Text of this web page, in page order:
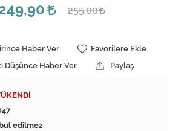
Şofben ve Termosifon
255,00
Haber Ver
Favorilere Ekle
Düşünce Haber Ver
Paylaş